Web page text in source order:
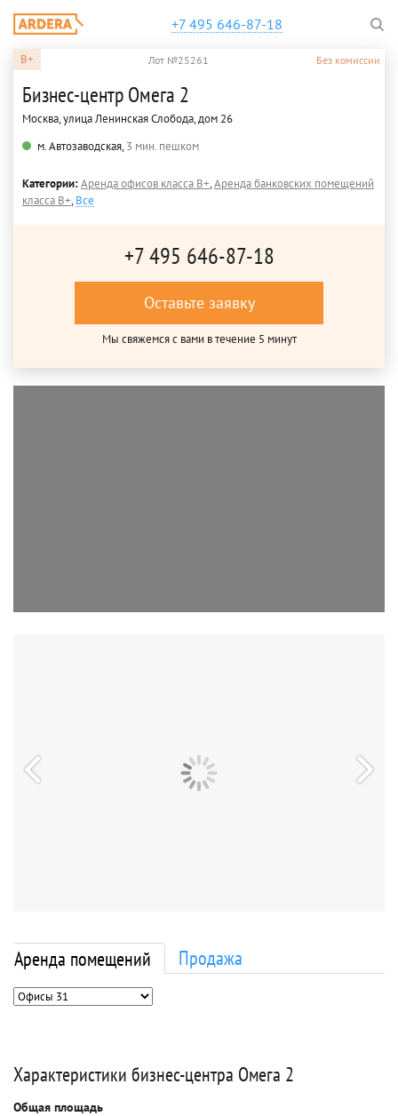
+7 495 646-87-18
B+ Лот №25261 Без комиссии
Бизнес-центр Омега 2
Москва, улица Ленинская Слобода, дом 26
м. Автозаводская,3 мин. пешком
Категории:Аренда офисов класса B+,Аренда банковских помещений
класса B+,Все
+7 495 646-87-18
Оставьте заявку
Мы свяжемся с вами в течение 5 минут
Аренда помещений Продажа
Характеристики бизнес-центра Омега 2
Общая площадь